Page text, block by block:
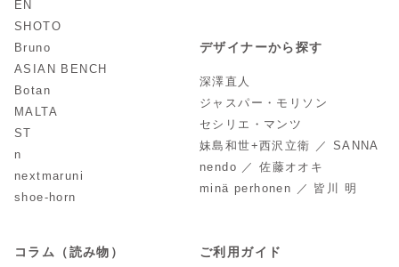
EN
SHOTO
Bruno
ASIAN BENCH
Botan
MALTA
ST
n
nextmaruni
shoe-horn
デザイナーから探す
深澤直人
ジャスパー・モリソン
セシリエ・マンツ
妹島和世+西沢立衛 ／ SANNA
nendo ／ 佐藤オオキ
minä perhonen ／ 皆川 明
コラム（読み物） ご利用ガイド